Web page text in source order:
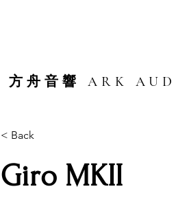
方舟音響 ARK
< Back
Giro MKII